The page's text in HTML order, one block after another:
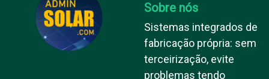
Sobre nós
Sistemas integrados de
fabricação própria: sem
terceirização, evite
problemas tendo